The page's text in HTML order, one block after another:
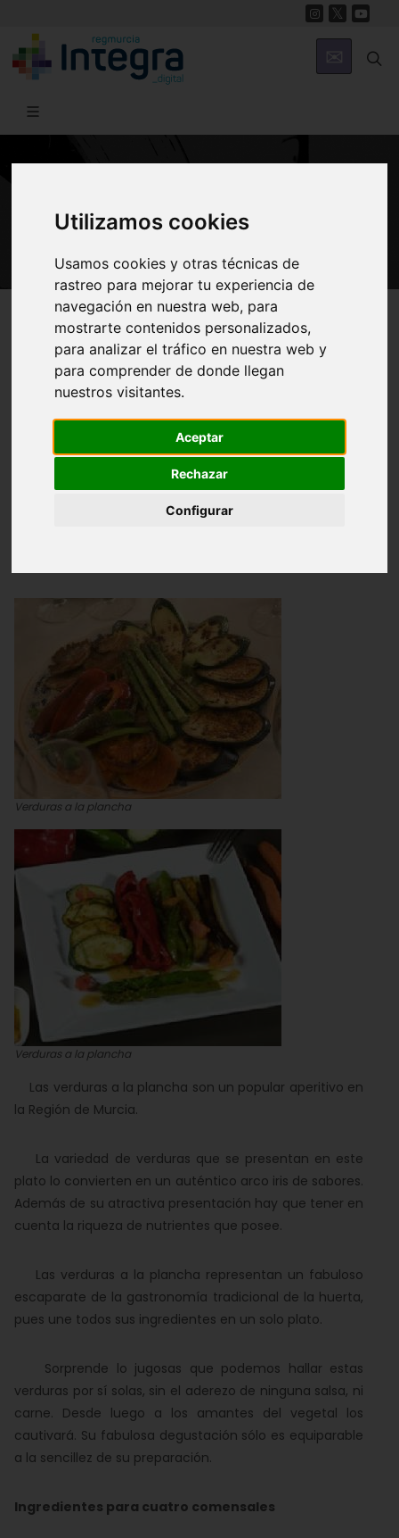
Utilizamos cookies
Usamos cookies y otras técnicas de
rastreo para mejorar tu experiencia de
navegación en nuestra web, para
mostrarte contenidos personalizados,
para analizar el tráfico en nuestra web y
para comprender de donde llegan
nuestros visitantes.
Aceptar
Rechazar
Configurar
Recetas de la Región de Murcia
Región de Murcia Digital Gastronomía Recetas
Presentación Entrantes
Pescados Carnes
Verduras a la plancha
Verduras a la plancha
Las verduras a la plancha son un popular aperitivo en
la Región de Murcia.
La variedad de verduras que se presentan en este
plato lo convierten en un auténtico arco iris de sabores.
Además de su atractiva presentación hay que tener en
cuenta la riqueza de nutrientes que posee.
Las verduras a la plancha representan un fabuloso
escaparate de la gastronomía tradicional de la huerta,
pues une todos sus ingredientes en un solo plato.
Sorprende lo jugosas que podemos hallar estas
verduras por sí solas, sin el aderezo de ninguna salsa, ni
carne. Desde luego a los amantes del vegetal los
cautivará. Su fabulosa degustación sólo es equiparable
a la sencillez de su preparación.
Ingredientes para cuatro comensales